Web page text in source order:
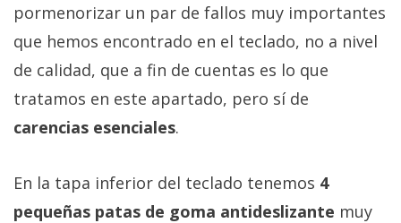
pormenorizar un par de fallos muy importantes
que hemos encontrado en el teclado, no a nivel
de calidad, que a fin de cuentas es lo que
tratamos en este apartado, pero sí de
carencias esenciales.
En la tapa inferior del teclado tenemos 4
pequeñas patas de goma antideslizante muy